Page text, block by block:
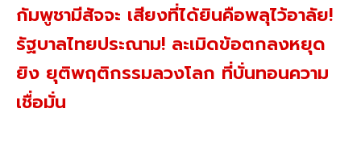
กัมพูชามีสัจจะ เสียงที่ได้ยินคือพลุไว้อาลัย!
รัฐบาลไทยประณาม! ละเมิดข้อตกลงหยุด
ยิง ยุติพฤติกรรมลวงโลก ที่บั่นทอนความ
เชื่อมั่น